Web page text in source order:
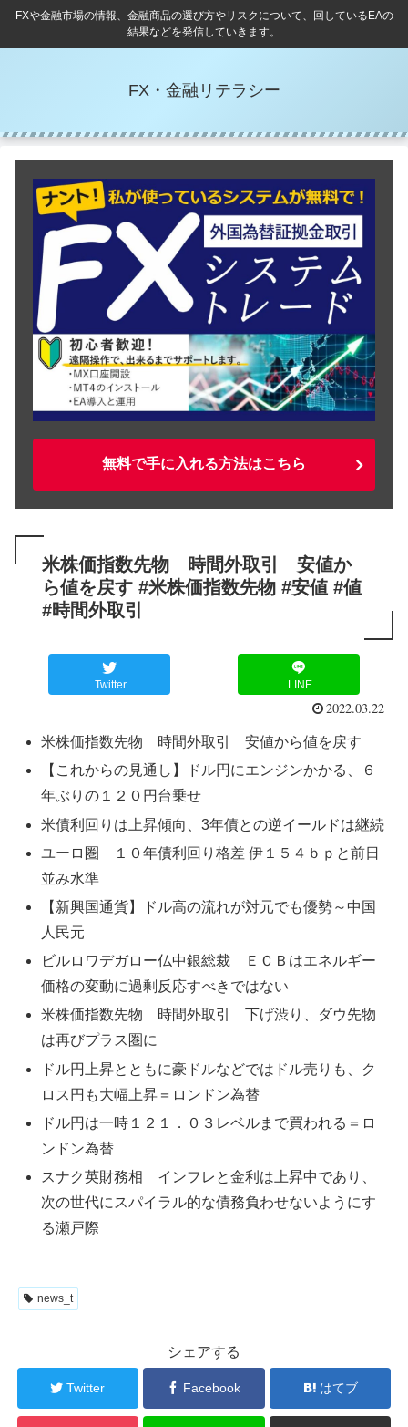
FXや金融市場の情報、金融商品の選び方やリスクについて、回しているEAの
結果などを発信していきます。
FX・金融リテラシー
無料で手に入れる方法はこちら
米株価指数先物 時間外取引 安値か
ら値を戻す #米株価指数先物 #安値 #値
#時間外取引
Twitter LINE
2022.03.22
米株価指数先物 時間外取引 安値から値を戻す
【これからの見通し】ドル円にエンジンかかる、６
年ぶりの１２０円台乗せ
米債利回りは上昇傾向、3年債との逆イールドは継続
ユーロ圏 １０年債利回り格差 伊１５４ｂｐと前日
並み水準
【新興国通貨】ドル高の流れが対元でも優勢～中国
人民元
ビルロワデガロー仏中銀総裁 ＥＣＢはエネルギー
価格の変動に過剰反応すべきではない
米株価指数先物 時間外取引 下げ渋り、ダウ先物
は再びプラス圏に
ドル円上昇とともに豪ドルなどではドル売りも、ク
ロス円も大幅上昇＝ロンドン為替
ドル円は一時１２１．０３レベルまで買われる＝ロ
ンドン為替
スナク英財務相 インフレと金利は上昇中であり、
次の世代にスパイラル的な債務負わせないようにす
る瀬戸際
news_t
シェアする
Twitter Facebook はてブ